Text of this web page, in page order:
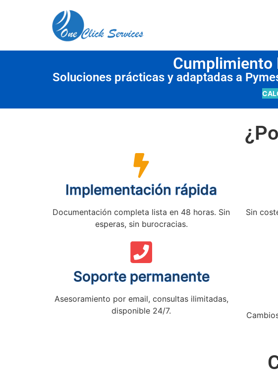
Cumplimiento
Soluciones prácticas y adaptadas a
Implementación rápida
Documentación completa lista en 48 horas. Sin
esperas, sin burocracias.
Sin
Soporte permanente
Asesoramiento por email, consultas ilimitadas,
disponible 24/7.